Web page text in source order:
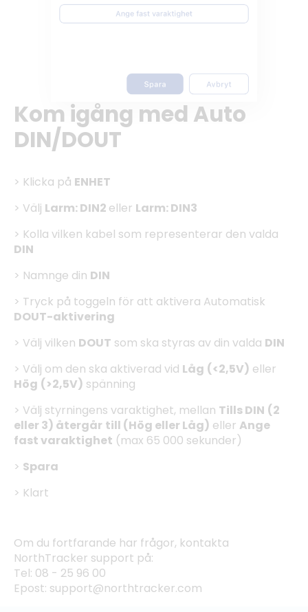
Kom igång med Auto
DIN/DOUT
> Klicka på ENHET
> Välj Larm: DIN2 eller Larm:DIN3
> Kolla vilken kabel som representerar den valda
DIN
> Namnge din DIN
> Tryck på toggeln för att aktivera Automatisk
DOUT-aktivering
> Välj vilken DOUT som ska styras av din valda DIN
> Välj om den ska aktiverad vid Låg (<2,5V) eller
Hög (>2,5V) spänning
> Välj styrningens varaktighet, mellan Tills DIN (2
eller 3) återgår till (Hög eller Låg) eller Ange
fast varaktighet (max 65 000 sekunder)
> Spara
> Klart
Om du fortfarande har frågor, kontakta
NorthTracker support på:
Tel: 08 - 25 96 00
Epost: support@northtracker.com